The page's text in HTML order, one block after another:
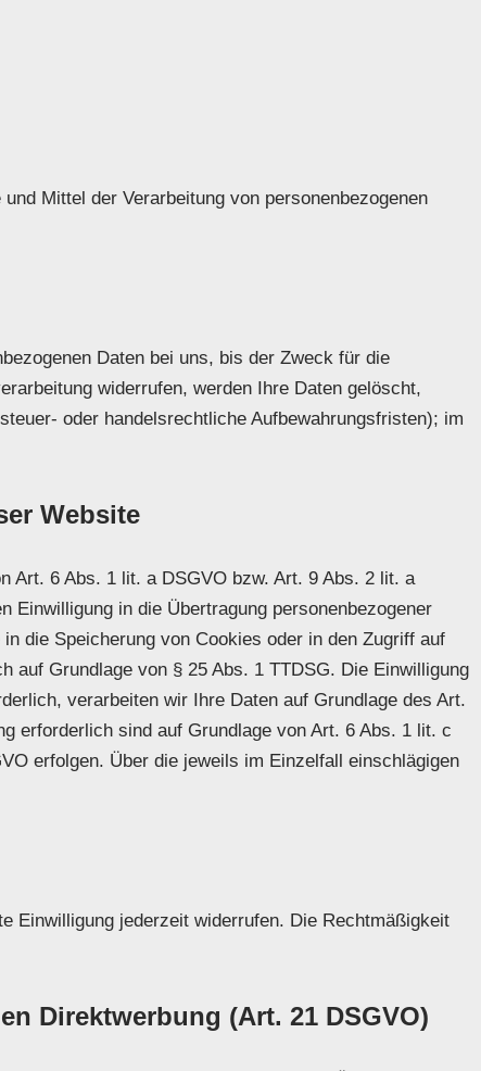
Mittel der Verarbeitung von personenbezogenen
Daten bei uns, bis der Zweck für die
widerrufen, werden Ihre Daten gelöscht,
oder handelsrechtliche Aufbewahrungsfristen); im
Website
Art. 6 Abs. 1 lit. a DSGVO bzw. Art. 9 Abs. 2 lit. a
Einwilligung in die Übertragung personenbezogener
die Speicherung von Cookies oder in den Zugriff auf
auf Grundlage von § 25 Abs. 1 TTDSG. Die Einwilligung
verarbeiten wir Ihre Daten auf Grundlage des Art.
erforderlich sind auf Grundlage von Art. 6 Abs. 1 lit. c
erfolgen. Über die jeweils im Einzelfall einschlägigen
Einwilligung jederzeit widerrufen. Die Rechtmäßigkeit
Direktwerbung (Art. 21 DSGVO)